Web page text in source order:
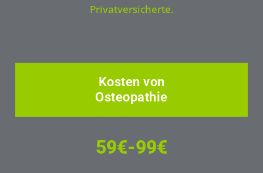
Privatversicherte.
Kosten von
Osteopathie
59€-99€